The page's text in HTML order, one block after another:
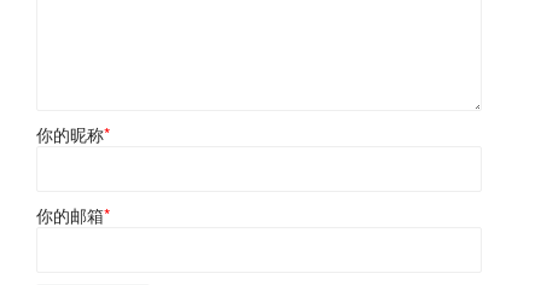
你的昵称*
你的邮箱*